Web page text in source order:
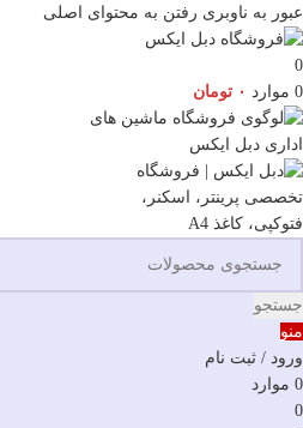
عبور به ناوبری رفتن به محتوای اصلی
0
0 موارد ۰ تومان
جستجو
منو
ورود / ثبت نام
0 موارد
0